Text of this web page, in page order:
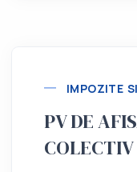
IMPOZITE
PV DE